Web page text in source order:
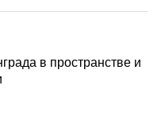
в пространстве и